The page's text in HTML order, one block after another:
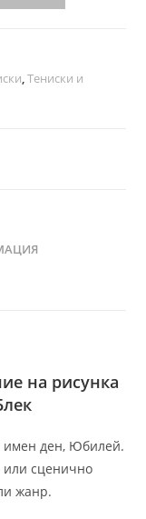
,Тениски и
на рисунка
имен ден, Юбилей.
или сценично
жанр.